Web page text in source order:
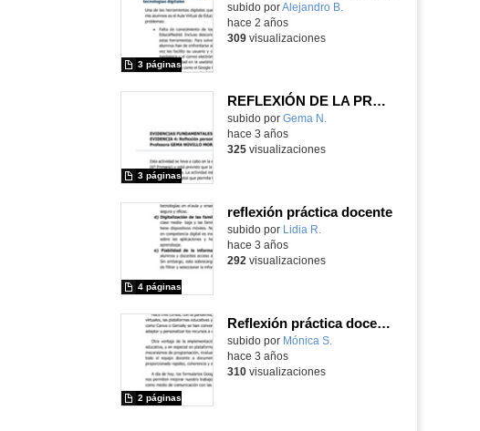
subido porAlejandro B.
3 páginas
hace 2 años
309visualizaciones
REFLEXIÓN DE LA PRÁCTICA DOCENTE
Contenido educativo.
subido por Gema N.
3 páginas
hace 3 años
325visualizaciones
reflexión práctica docente
Contenido educativo.
subido por Lidia R.
4 páginas
hace 3 años
292 visualizaciones
Reflexión práctica docente
Contenido educativo.
subido por Mónica S.
2 páginas
hace 3 años
310visualizaciones